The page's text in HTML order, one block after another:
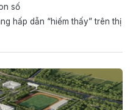
số
hấp dẫn “hiếm thấy” trên thị